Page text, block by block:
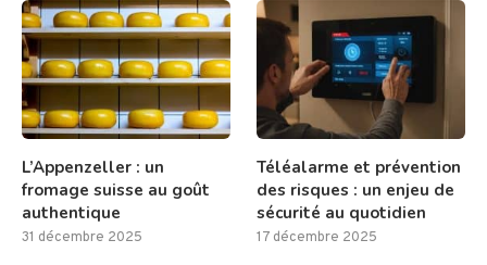
L’Appenzeller : un
fromage suisse au goût
authentique
31 décembre 2025
Téléalarme et prévention
des risques : un enjeu de
sécurité au quotidien
17 décembre 2025